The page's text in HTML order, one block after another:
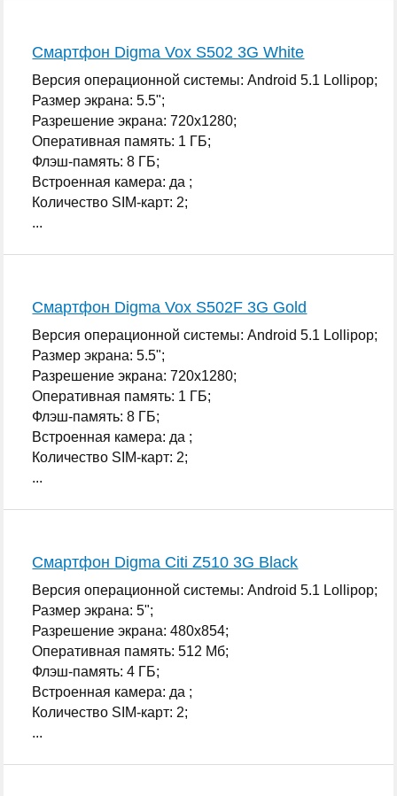
Смартфон Digma Vox S502 3G White
Версия операционной системы: Android 5.1 Lollipop;
Размер экрана: 5.5";
Разрешение экрана: 720x1280;
Оперативная память: 1 ГБ;
Флэш-память: 8 ГБ;
Встроенная камера: да ;
Количество SIM-карт: 2;
...
Смартфон Digma Vox S502F 3G Gold
Версия операционной системы: Android 5.1 Lollipop;
Размер экрана: 5.5";
Разрешение экрана: 720x1280;
Оперативная память: 1 ГБ;
Флэш-память: 8 ГБ;
Встроенная камера: да ;
Количество SIM-карт: 2;
...
Смартфон Digma Citi Z510 3G Black
Версия операционной системы: Android 5.1 Lollipop;
Размер экрана: 5";
Разрешение экрана: 480x854;
Оперативная память: 512 Мб;
Флэш-память: 4 ГБ;
Встроенная камера: да ;
Количество SIM-карт: 2;
...